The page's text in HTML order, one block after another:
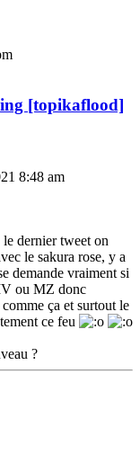
[topikaflood]
8:48 am
dernier tweet on
le sakura rose, y a
demande vraiment si
ou MZ donc
ça et surtout le
ce feu
?